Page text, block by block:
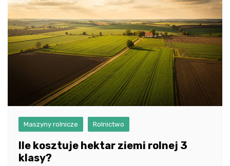
Maszyny rolnicze Rolnictwo
Ile kosztuje hektar ziemi rolnej 3
klasy?